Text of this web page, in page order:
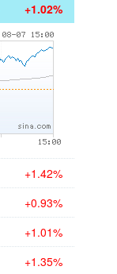
+1.02%
+1.42%
+0.93%
+1.01%
+1.35%